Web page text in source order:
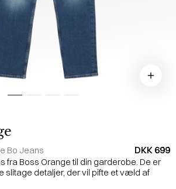
Bo Jeans DKK 699
fra Boss Orange til din garderobe. De er
slitage detaljer, der vil pifte et væld af